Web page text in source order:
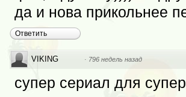
да и нова прикольнее
Ответить
VIKING · 796 недель назад
супер сериал для